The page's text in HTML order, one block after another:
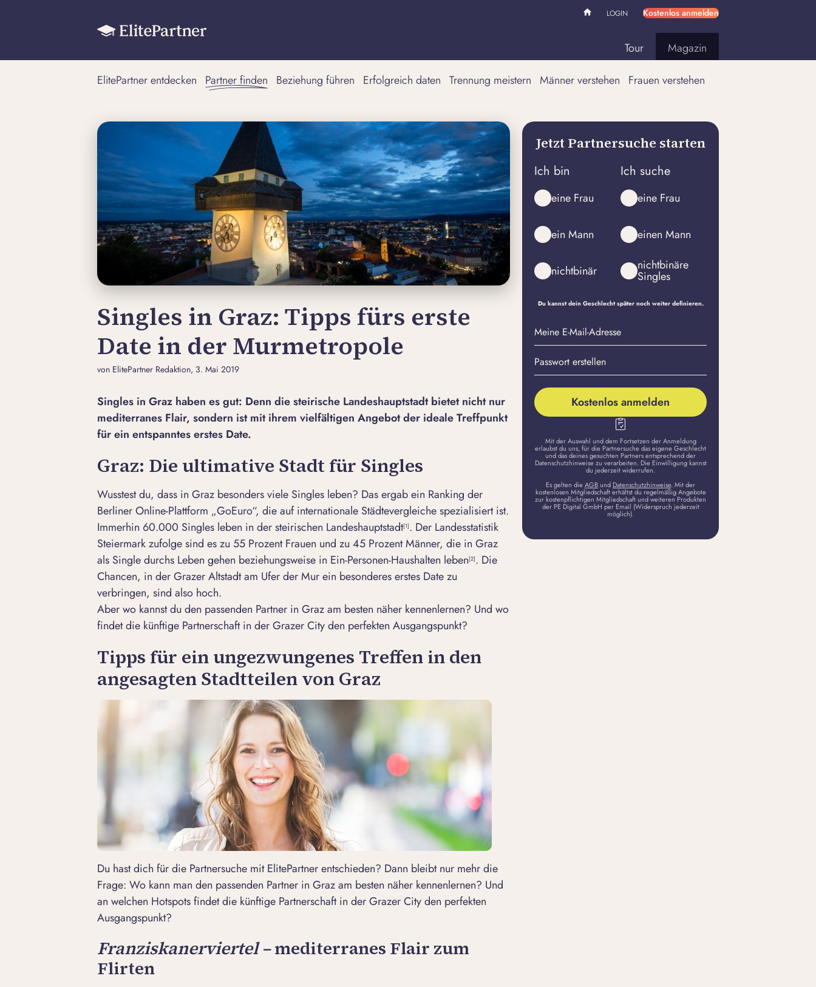
LOGIN Kostenlos anmelden
Tour Magazin
ElitePartner entdecken Partner finden Beziehung führen Erfolgreich daten Trennung meistern Männer verstehen Frauen verstehen
Singles in Graz: Tipps fürs erste
Date in der Murmetropole
von ElitePartner Redaktion, 3. Mai 2019
Singles in Graz haben es gut: Denn die steirische Landeshauptstadt bietet nicht nur
mediterranes Flair, sondern ist mit ihrem vielfältigen Angebot der ideale Treffpunkt
für ein entspanntes erstes Date.
Graz: Die ultimative Stadt für Singles
Wusstest du, dass in Graz besonders viele Singles leben? Das ergab ein Ranking der
Berliner Online-Plattform „GoEuro“, die auf internationale Städtevergleiche spezialisiert ist.
Immerhin 60.000 Singles leben in der steirischen Landeshauptstadt[1]. Der Landesstatistik
Steiermark zufolge sind es zu 55 Prozent Frauen und zu 45 Prozent Männer, die in Graz
als Single durchs Leben gehen beziehungsweise in Ein-Personen-Haushalten leben[2]. Die
Chancen, in der Grazer Altstadt am Ufer der Mur ein besonderes erstes Date zu
verbringen, sind also hoch.
Aber wo kannst du den passenden Partner in Graz am besten näher kennenlernen? Und wo
findet die künftige Partnerschaft in der Grazer City den perfekten Ausgangspunkt?
Tipps für ein ungezwungenes Treffen in den
angesagten Stadtteilen von Graz
Du hast dich für die Partnersuche mit ElitePartnerentschieden? Dann bleibt nur mehr die
Frage: Wo kann man den passenden Partner in Graz am besten näher kennenlernen? Und
an welchen Hotspots findet die künftige Partnerschaft in der Grazer City den perfekten
Ausgangspunkt?
Franziskanerviertel –mediterranes Flair zum
Flirten
Jetzt Partnersuche starten
Ich bin
eine Frau
ein Mann
nichtbinär
Ich suche
eine Frau
einen Mann
nichtbinäre
Singles
Du kannst dein Geschlecht später noch weiter definieren.
Meine
E-
Mail-
Adresse
Passwort
erstellen
Kostenlos anmelden
Mit der Auswahl und dem Fortsetzen der Anmeldung
erlaubst du uns, für die Partnersuche das eigene Geschlecht
und das deines gesuchten Partners entsprechend der
Datenschutzhinweise zu verarbeiten. Die Einwilligung kannst
du jederzeit widerrufen.
Es gelten dieAGBund Datenschutzhinweise. Mit der
kostenlosen Mitgliedschaft erhältst du regelmäßig Angebote
zur kostenpflichtigen Mitgliedschaft und weiteren Produkten
der PE Digital GmbH per Email (Widerspruch jederzeit
möglich).